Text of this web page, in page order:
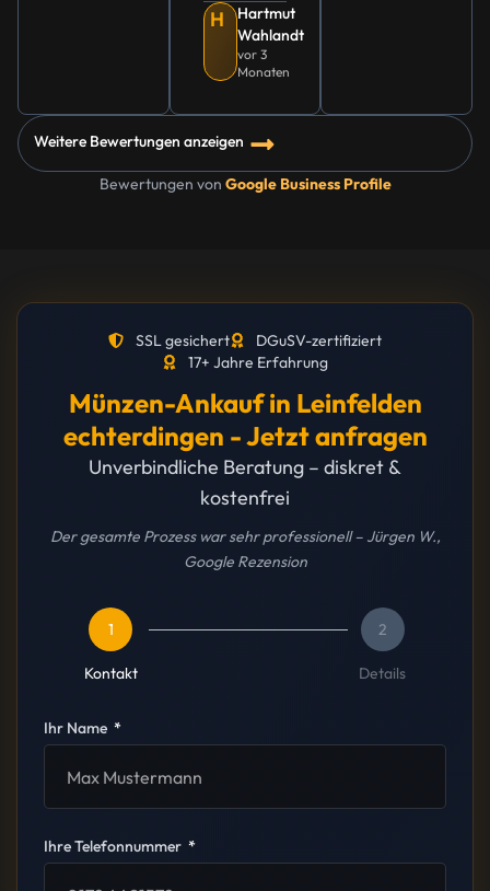
H
Hartmut
Wahlandt
vor 3
Monaten
Weitere Bewertungen anzeigen
Bewertungen von Google Business Profile
SSL gesichert
DGuSV-zertifiziert
17+ Jahre Erfahrung
Münzen-Ankauf in Leinfelden
echterdingen - Jetzt anfragen
Unverbindliche Beratung – diskret &
kostenfrei
Der gesamte Prozess war sehr professionell – Jürgen W.,
Google Rezension
1
Kontakt
2
Details
Ihr Name
Ihre Telefonnummer